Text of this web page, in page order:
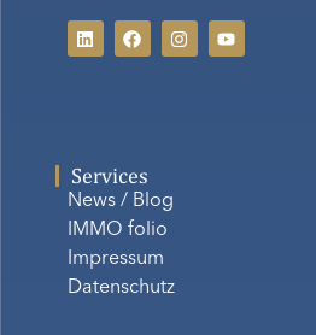
Services
News / Blog
IMMO folio
Impressum
Datenschutz